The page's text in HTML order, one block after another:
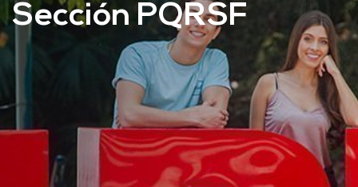
Sección PQRSF